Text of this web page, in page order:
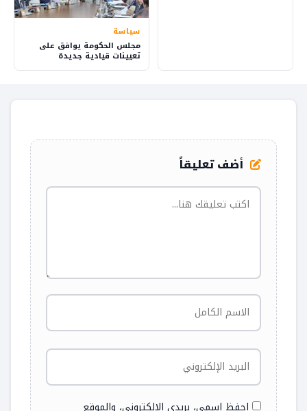
سياسة
مجلس الحكومة يوافق على
تعيينات قيادية جديدة
أضف تعليقاً
احفظ اسمي، بريدي الإلكتروني، والموقع